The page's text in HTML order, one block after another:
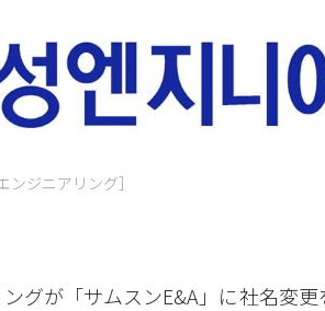
ンジニアリング］
グが「サムスンE&A」に社名変